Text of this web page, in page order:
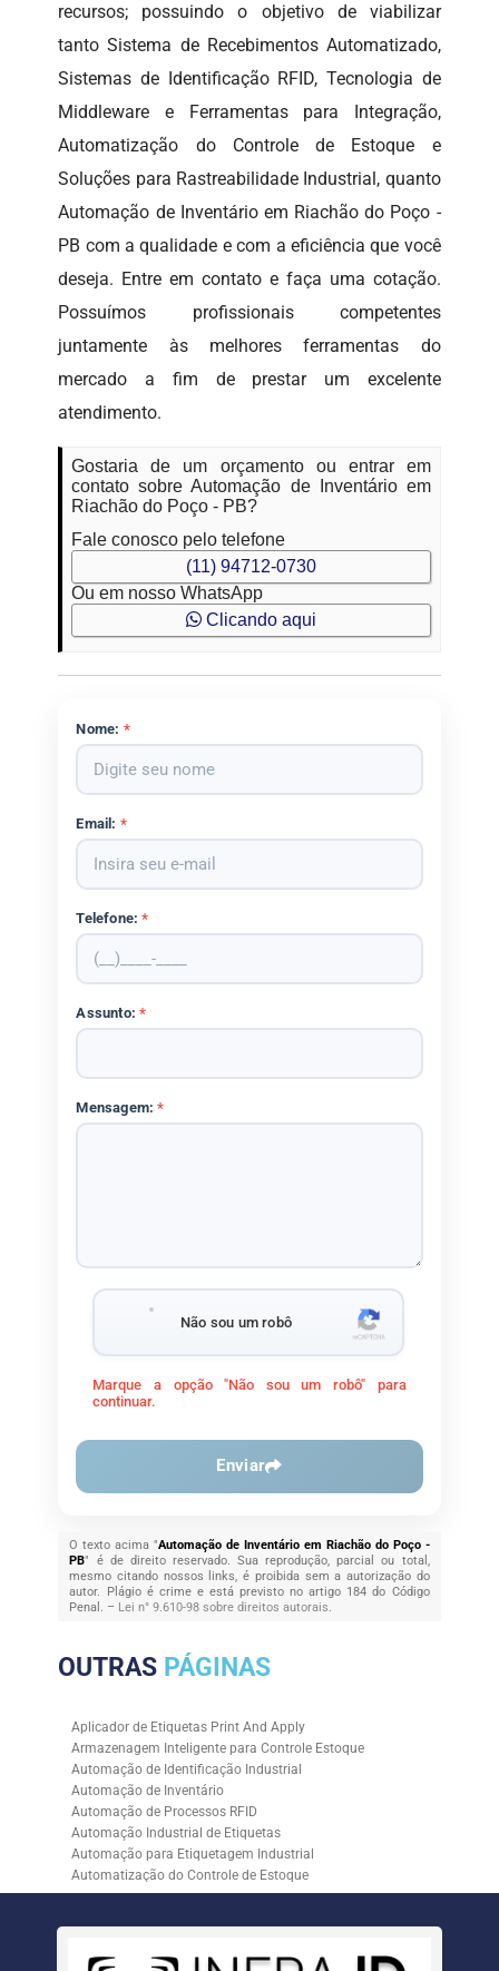
recursos; possuindo o objetivo de viabilizar
tanto Sistema de Recebimentos Automatizado,
Sistemas de Identificação RFID, Tecnologia de
Middleware e Ferramentas para Integração,
Automatização do Controle de Estoque e
Soluções para Rastreabilidade Industrial, quanto
Automação de Inventário em Riachão do Poço -
PB com a qualidade e com a eficiência que você
deseja. Entre em contato e faça uma cotação.
Possuímos profissionais competentes
juntamente às melhores ferramentas do
mercado a fim de prestar um excelente
atendimento.
Gostaria de um orçamento ou entrar em
contato sobre Automação de Inventário em
Riachão do Poço - PB?
Fale conosco pelo telefone
(11) 94712-0730
Ou em nosso WhatsApp
Clicando aqui
Nome: *
Email: *
Telefone:*
Assunto:*
Mensagem:*
Não sou um robô
Marque a opção "Não sou um robô" para
continuar.
Enviar
O texto acima "Automação de Inventário em Riachão do Poço -
PB" é de direito reservado. Sua reprodução, parcial ou total,
mesmo citando nossos links, é proibida sem a autorização do
autor. Plágio é crime e está previsto no artigo 184 do Código
Penal. – Lei n° 9.610-98 sobre direitos autorais.
OUTRAS PÁGINAS
Aplicador de Etiquetas Print And Apply
Armazenagem Inteligente para Controle Estoque
Automação de Identificação Industrial
Automação de Inventário
Automação de Processos RFID
Automação Industrial de Etiquetas
Automação para Etiquetagem Industrial
Automatização do Controle de Estoque
Controle de Estoque com RFID
Empresa de Automação para Processos Logísticos